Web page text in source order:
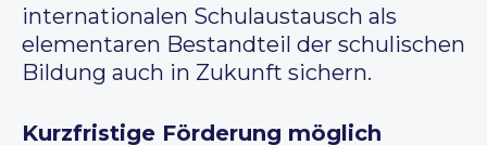
internationalen Schulaustausch als
elementaren Bestandteil der schulischen
Bildung auch in Zukunft sichern.
Kurzfristige Förderung möglich